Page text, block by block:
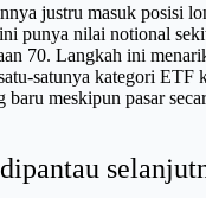
justru masuk posisi
punya nilai notional
70. Langkah ini
satunya kategori ETF
meskipun pasar